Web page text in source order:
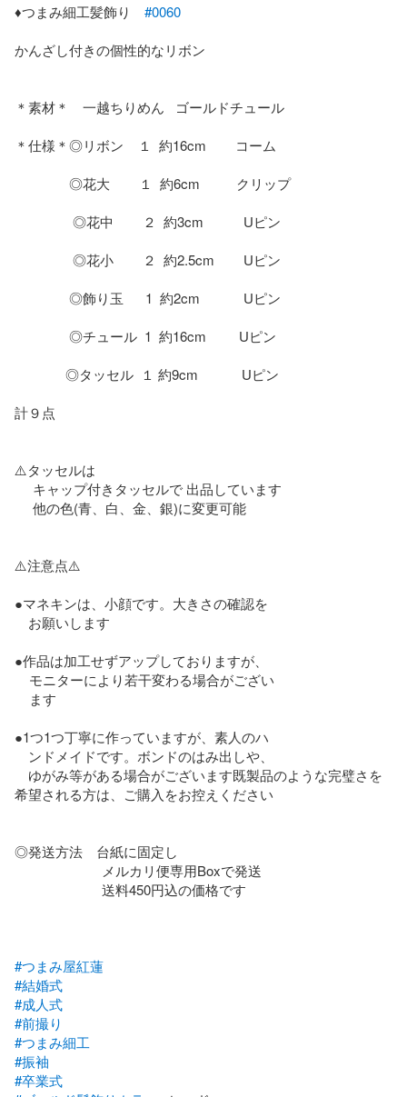
♦️つまみ細工髪飾り #0060
かんざし付きの個性的なリボン
＊素材＊　一越ちりめん   ゴールドチュール
＊仕様＊◎リボン    １  約16cm        コーム
計９点
⚠️タッセルは
⚠️注意点⚠️
●マネキンは、小顔です。大きさの確認を
お願いします
●作品は加工せずアップしておりますが、
●1つ1つ丁寧に作っていますが、素人のハ
ンドメイドです。ボンドのはみ出しや、
ゆがみ等がある場合がございます既製品のような完璧さを
希望される方は、ご購入をお控えください
◎発送方法　台紙に固定し
#つまみ屋紅蓮
#結婚式
#成人式
#前撮り
#つまみ細工
#振袖
#卒業式